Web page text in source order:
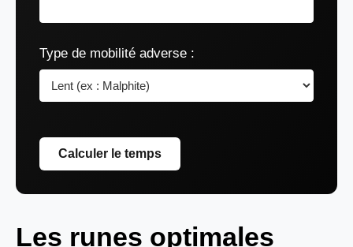
Type de mobilité adverse :
Calculer le temps
Les runes optimales